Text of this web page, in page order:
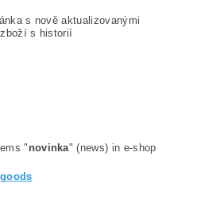
s nově aktualizovanými
s historií
"novinka" (news) in e-shop